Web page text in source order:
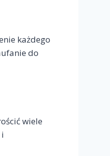
każdego
do
wiele